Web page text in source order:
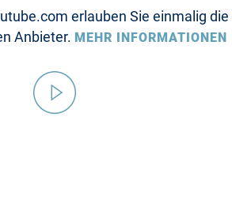
erlauben Sie einmalig
Anbieter. MEHR INFORMATIONEN